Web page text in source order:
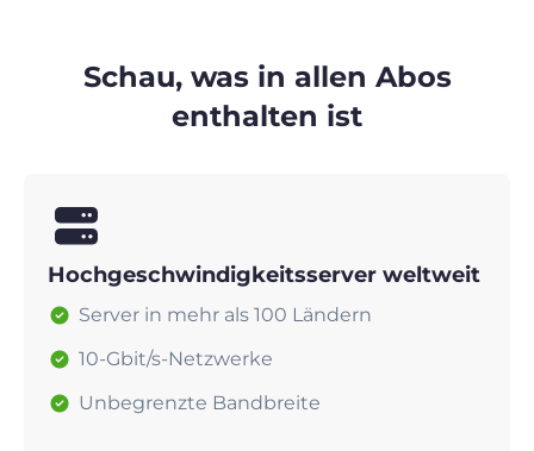
Schau, was in allen Abos
enthalten ist
Hochgeschwindigkeitsserver weltweit
Server in mehr als 100 Ländern
10-Gbit/s-Netzwerke
Unbegrenzte Bandbreite